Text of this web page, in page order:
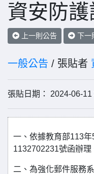
資安防護
上一則公告 下一
一般公告 / 張貼者
張貼日期： 2024-06-
一、依據教育部113
1132702231號函辦理
二、為強化郵件服務